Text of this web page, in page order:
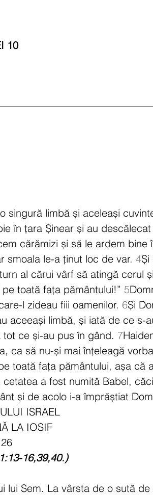
10
singură limbă și aceleași
în țara Șinear și au descălecat
cărămizi și să le ardem bine
smoala le-a ținut loc de var. 4Și
al cărui vârf să atingă cerul
toată fața pământului!” 5
l zideau fiii oamenilor. 6Și
aceeași limbă, și iată de ce s-
ce și-au pus în gând. 7
ca să nu-și mai înțeleagă
toată fața pământului, așa că
cetatea a fost numită Babel,
și de acolo i-a împrăștiat
ISRAEL
LA IOSIF
16,39,40.)
lui Sem. La vârsta de o sută